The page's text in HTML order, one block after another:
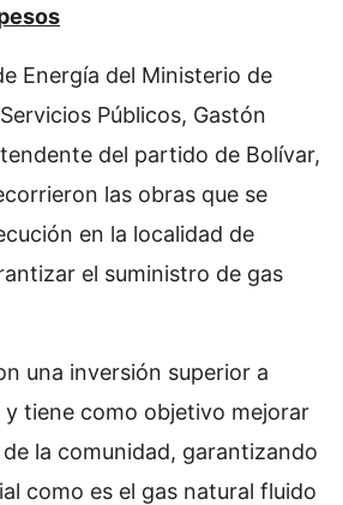
Energía del Ministerio de
Públicos, Gastón
del partido de Bolívar,
las obras que se
en la localidad de
el suministro de gas
una inversión superior a
y tiene como objetivo mejorar
la comunidad, garantizando
como es el gas natural fluido